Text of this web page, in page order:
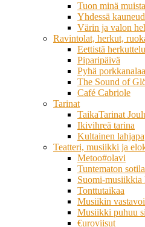
Tuon minä
Yhdessä
Värin ja valon
Ravintolat, herkut,
Eettistä
Piparipäivä
Pyhä
The Sound of
Café Cabriole
Tarinat
TaikaTarinat
Ikivihreä tarina
Kultainen
Teatteri, musiikki ja
Metoo#olavi
Tuntematon
Suomi-musiikkia
Tonttutaikaa
Musiikin
Musiikki puhuu
€uroviisut